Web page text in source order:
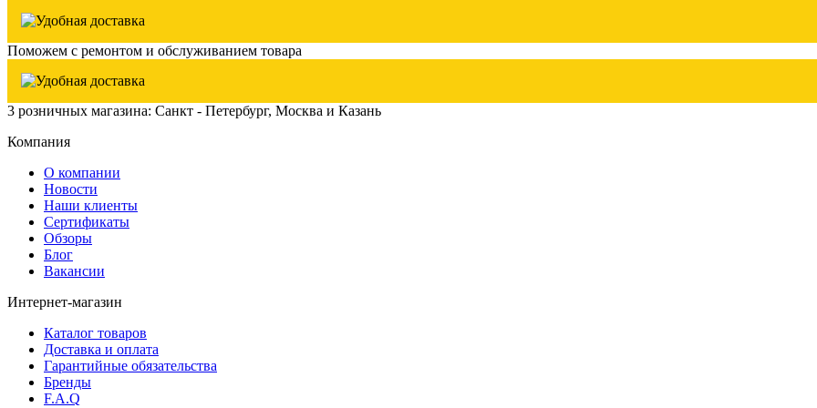
Поможем с ремонтом и обслуживанием товара
3 розничных магазина: Санкт - Петербург, Москва и Казань
Компания
О компании
Новости
Наши клиенты
Сертификаты
Обзоры
Блог
Вакансии
Интернет-магазин
Каталог товаров
Доставка и оплата
Гарантийные обязательства
Бренды
F.A.Q